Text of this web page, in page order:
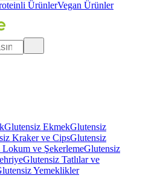
ÜrünlerVegan Ürünler
Glutensiz EkmekGlutensiz
Kraker ve CipsGlutensiz
ve ŞekerlemeGlutensiz
Glutensiz Tatlılar ve
Yemeklikler